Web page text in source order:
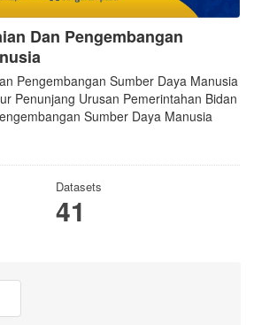
Dan Pengembangan
Pengembangan Sumber Daya Manusia
Penunjang Urusan Pemerintahan Bidan
Sumber Daya Manusia
Datasets
41